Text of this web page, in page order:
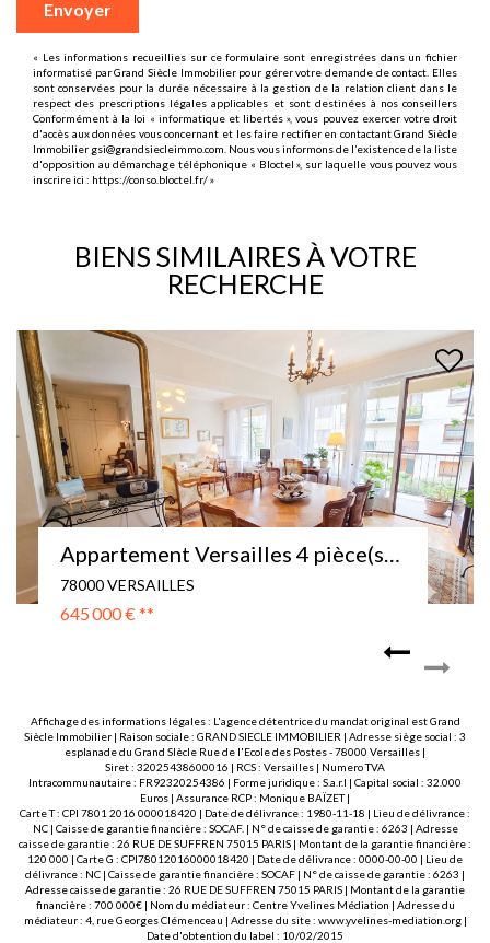
Envoyer
« Les informations recueillies sur ce formulaire sont enregistrées dans un fichier
informatisé par Grand Siècle Immobilier pour gérer votre demande de contact. Elles
sont conservées pour la durée nécessaire à la gestion de la relation client dans le
respect des prescriptions légales applicables et sont destinées à nos conseillers
Conformément à la loi « informatique et libertés », vous pouvez exercer votre droit
d'accès aux données vous concernant et les faire rectifier en contactant Grand Siècle
Immobilier gsi@grandsiecleimmo.com. Nous vous informons de l’existence de la liste
d'opposition au démarchage téléphonique « Bloctel », sur laquelle vous pouvez vous
inscrire ici : https://conso.bloctel.fr/»
BIENS SIMILAIRES À VOTRE
RECHERCHE
Appartement Versailles 4 pièce(s) 92 m2 + balcon
78000 VERSAILLES
645 000 €**
Affichage des informations légales : L'agence détentrice du mandat original est Grand
Siècle Immobilier | Raison sociale : GRAND SIECLE IMMOBILIER | Adresse siège social : 3
esplanade du Grand SIècle Rue de l'Ecole des Postes - 78000 Versailles |
Siret : 32025438600016 | RCS : Versailles | Numero TVA
Intracommunautaire : FR92320254386 | Forme juridique : S.a.r.l | Capital social : 32.000
Euros | Assurance RCP : Monique BAÏZET |
Carte T : CPI 7801 2016 000018420 | Date de délivrance : 1980-11-18 | Lieu de délivrance :
NC | Caisse de garantie financière : SOCAF. | N° de caisse de garantie : 6263 | Adresse
caisse de garantie : 26 RUE DE SUFFREN 75015 PARIS | Montant de la garantie financière :
120 000 | Carte G : CPI78012016000018420 | Date de délivrance : 0000-00-00 | Lieu de
délivrance : NC | Caisse de garantie financière : SOCAF | N° de caisse de garantie : 6263 |
Adresse caisse de garantie : 26 RUE DE SUFFREN 75015 PARIS | Montant de la garantie
financière : 700 000€ | Nom du médiateur : Centre Yvelines Médiation | Adresse du
médiateur : 4, rue Georges Clémenceau | Adresse du site : www.yvelines-mediation.org|
Date d'obtention du label : 10/02/2015